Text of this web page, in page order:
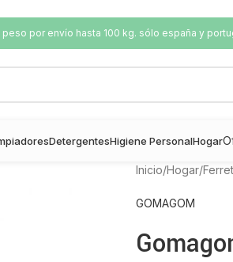
por envío hasta 100 kg. sólo españa y
DetergentesHigiene PersonalHogar
Inicio/Hogar/
GOMAGOM